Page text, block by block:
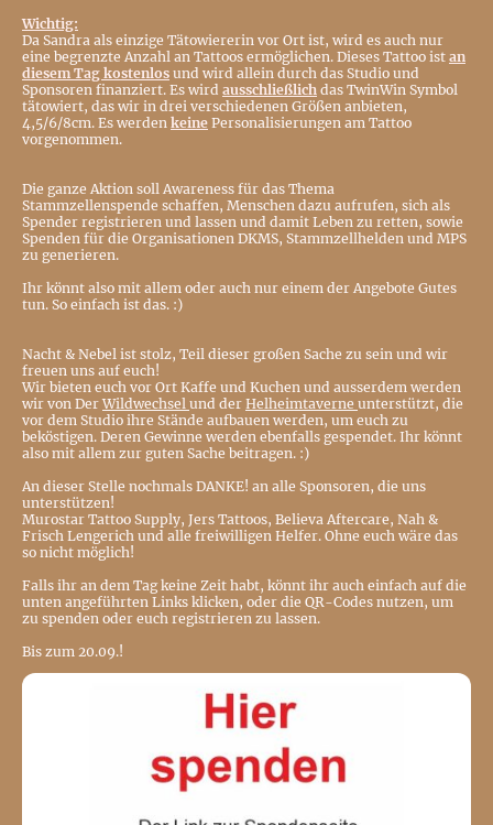
Wichtig:
Da Sandra als einzige Tätowiererin vor Ort ist, wird es auch nur
eine begrenzte Anzahl an Tattoos ermöglichen. Dieses Tattoo ist an
diesem Tag kostenlos und wird allein durch das Studio und
Sponsoren finanziert. Es wird ausschließlich das TwinWin Symbol
tätowiert, das wir in drei verschiedenen Größen anbieten,
4,5/6/8cm. Es werden keine Personalisierungen am Tattoo
vorgenommen.
Die ganze Aktion soll Awareness für das Thema
Stammzellenspende schaffen, Menschen dazu aufrufen, sich als
Spender registrieren und lassen und damit Leben zu retten, sowie
Spenden für die Organisationen DKMS, Stammzellhelden und MPS
zu generieren.
Ihr könnt also mit allem oder auch nur einem der Angebote Gutes
tun. So einfach ist das. :)
Nacht & Nebel ist stolz, Teil dieser großen Sache zu sein und wir
freuen uns auf euch!
Wir bieten euch vor Ort Kaffe und Kuchen und ausserdem werden
wir von DerWildwechsel und der Helheimtaverne unterstützt, die
vor dem Studio ihre Stände aufbauen werden, um euch zu
beköstigen. Deren Gewinne werden ebenfalls gespendet. Ihr könnt
also mit allem zur guten Sache beitragen. :)
An dieser Stelle nochmals DANKE! an alle Sponsoren, die uns
unterstützen!
Murostar Tattoo Supply, Jers Tattoos, Believa Aftercare, Nah &
Frisch Lengerich und alle freiwilligen Helfer. Ohne euch wäre das
so nicht möglich!
Falls ihr an dem Tag keine Zeit habt, könnt ihr auch einfach auf die
unten angeführten Links klicken, oder die QR-Codes nutzen, um
zu spenden oder euch registrieren zu lassen.
Bis zum 20.09.!